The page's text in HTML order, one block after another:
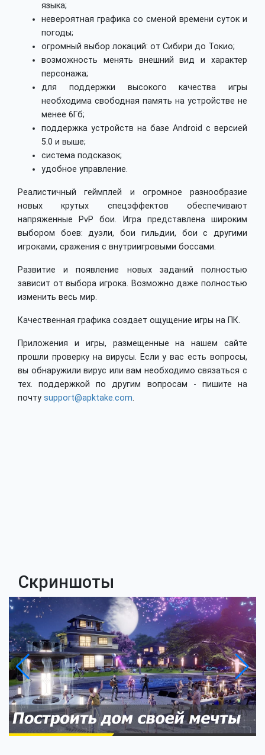
языка;
невероятная графика со сменой времени суток и
погоды;
огромный выбор локаций: от Сибири до Токио;
возможность менять внешний вид и характер
персонажа;
для поддержки высокого качества игры
необходима свободная память на устройстве не
менее 6Гб;
поддержка устройств на базе Android с версией
5.0 и выше;
система подсказок;
удобное управление.
Реалистичный геймплей и огромное разнообразие
новых крутых спецэффектов обеспечивают
напряженные PvP бои. Игра представлена широким
выбором боев: дуэли, бои гильдии, бои с другими
игроками, сражения с внутриигровыми боссами.
Развитие и появление новых заданий полностью
зависит от выбора игрока. Возможно даже полностью
изменить весь мир.
Качественная графика создает ощущение игры на ПК.
Приложения и игры, размещенные на нашем сайте
прошли проверку на вирусы. Если у вас есть вопросы,
вы обнаружили вирус или вам необходимо связаться с
тех. поддержкой по другим вопросам - пишите на
почту support@apktake.com.
Скриншоты